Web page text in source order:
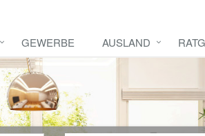
GEWERBE AUSLAND